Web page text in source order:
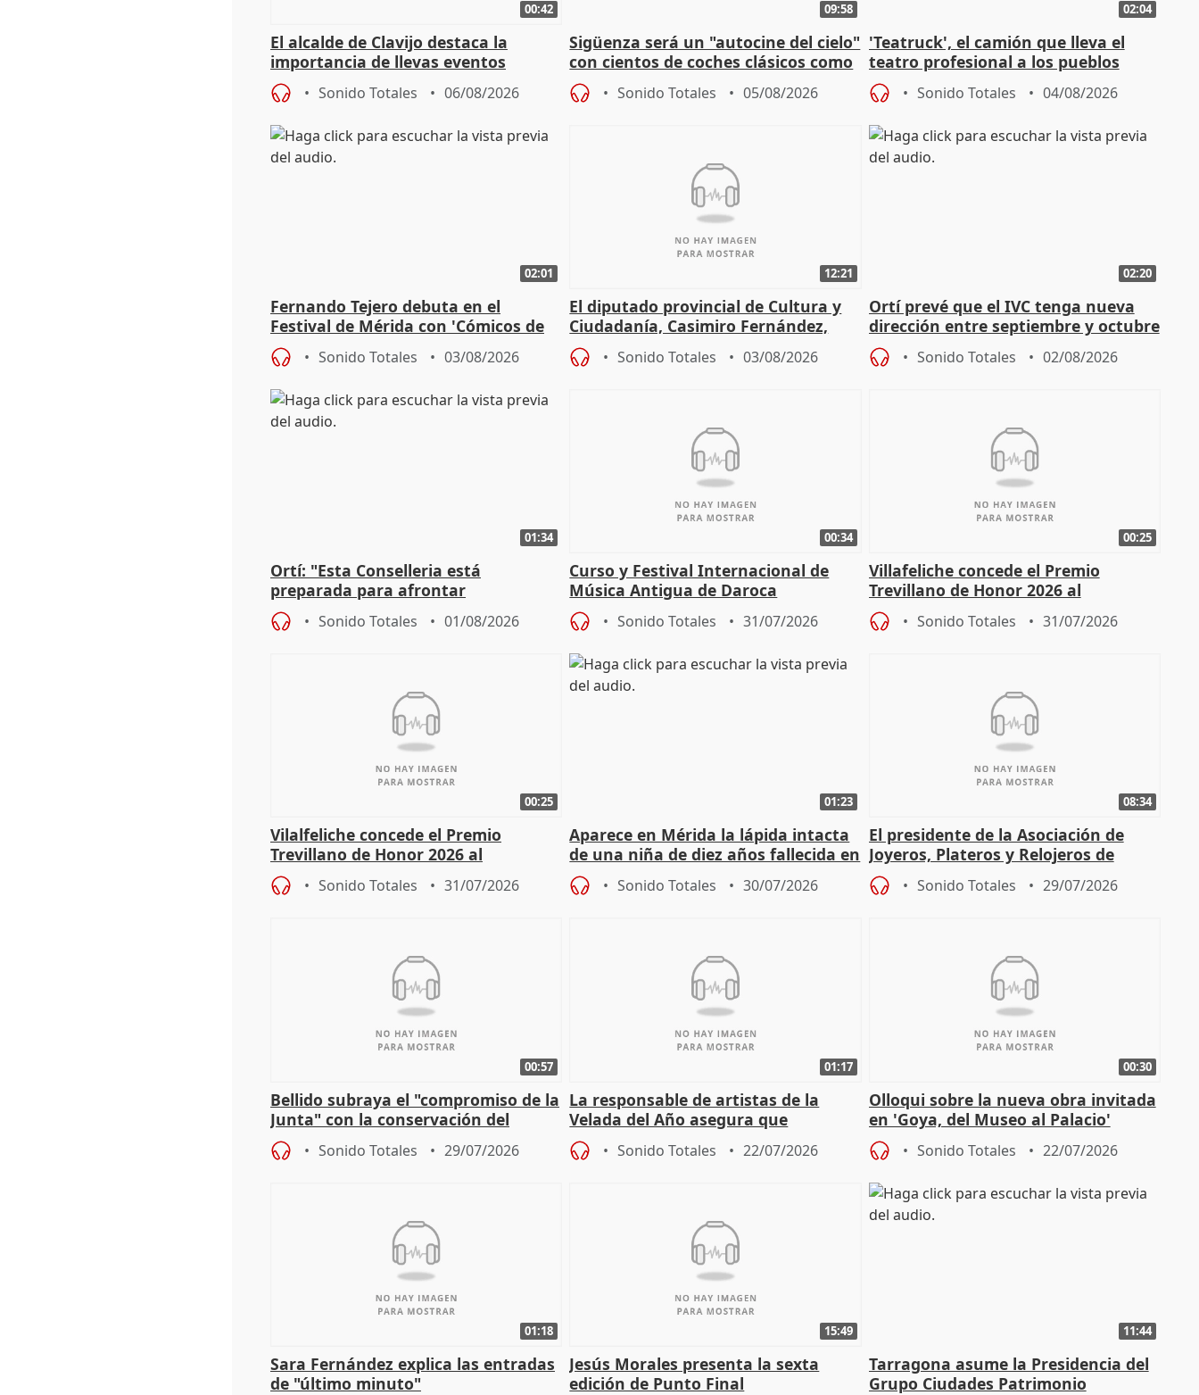
00:42
El alcalde de Clavijo destaca la
importancia de llevas eventos
culturales a los pueblos
Sonido Totales 06/08/2026
09:58
Sigüenza será un "autocine del cielo"
con cientos de coches clásicos como
espectadores
Sonido Totales 05/08/2026
02:04
'Teatruck', el camión que lleva el
teatro profesional a los pueblos
extremeños
Sonido Totales 04/08/2026
02:01
Fernando Tejero debuta en el
Festival de Mérida con 'Cómicos de
Roma': "Strabo me ha escogido"
Sonido Totales 03/08/2026
12:21
El diputado provincial de Cultura y
Ciudadanía, Casimiro Fernández,
sobre el balance de entradas
Sonido Totales 03/08/2026
02:20
Ortí prevé que el IVC tenga nueva
dirección entre septiembre y octubre
Sonido Totales 02/08/2026
01:34
Ortí: "Esta Conselleria está
preparada para afrontar
absolutamente todos los escenarios"
Sonido Totales 01/08/2026
00:34
Curso y Festival Internacional de
Música Antigua de Daroca
Sonido Totales 31/07/2026
00:25
Villafeliche concede el Premio
Trevillano de Honor 2026 al
periodista Xabier Fortes
Sonido Totales 31/07/2026
00:25
Vilalfeliche concede el Premio
Trevillano de Honor 2026 al
periodista Xabier Fortes
Sonido Totales 31/07/2026
01:23
Aparece en Mérida la lápida intacta
de una niña de diez años fallecida en
el año 519 d.C.
Sonido Totales 30/07/2026
08:34
El presidente de la Asociación de
Joyeros, Plateros y Relojeros de
Córdoba celebra la IGP
Sonido Totales 29/07/2026
00:57
Bellido subraya el "compromiso de la
Junta" con la conservación del
patrimonio en Córdoba
Sonido Totales 29/07/2026
01:17
La responsable de artistas de la
Velada del Año asegura que
"Andalucía está muy presente" en la
cita
Sonido Totales 22/07/2026
00:30
Olloqui sobre la nueva obra invitada
en 'Goya, del Museo al Palacio'
Sonido Totales 22/07/2026
01:18
Sara Fernández explica las entradas
de "último minuto"
15:49
Jesús Morales presenta la sexta
edición de Punto Final
11:44
Tarragona asume la Presidencia del
Grupo Ciudades Patrimonio